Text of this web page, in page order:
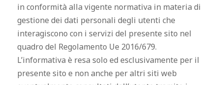
in conformità alla vigente normativa in materia di
gestione dei dati personali degli utenti che
interagiscono con i servizi del presente sito nel
quadro del Regolamento Ue 2016/679.
L’informativa è resa solo ed esclusivamente per il
presente sito e non anche per altri siti web